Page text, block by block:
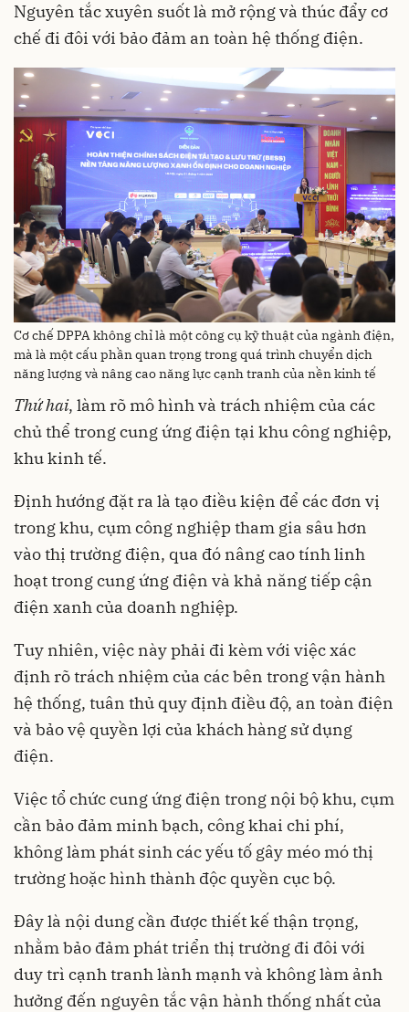
Nguyên tắc xuyên suốt là mở rộng và thúc đẩy cơ
chế đi đôi với bảo đảm an toàn hệ thống điện.
Cơ chế DPPA không chỉ là một công cụ kỹ thuật của ngành điện,
mà là một cấu phần quan trọng trong quá trình chuyển dịch
năng lượng và nâng cao năng lực cạnh tranh của nền kinh tế
Thứ hai, làm rõ mô hình và trách nhiệm của các
chủ thể trong cung ứng điện tại khu công nghiệp,
khu kinh tế.
Định hướng đặt ra là tạo điều kiện để các đơn vị
trong khu, cụm công nghiệp tham gia sâu hơn
vào thị trường điện, qua đó nâng cao tính linh
hoạt trong cung ứng điện và khả năng tiếp cận
điện xanh của doanh nghiệp.
Tuy nhiên, việc này phải đi kèm với việc xác
định rõ trách nhiệm của các bên trong vận hành
hệ thống, tuân thủ quy định điều độ, an toàn điện
và bảo vệ quyền lợi của khách hàng sử dụng
điện.
Việc tổ chức cung ứng điện trong nội bộ khu, cụm
cần bảo đảm minh bạch, công khai chi phí,
không làm phát sinh các yếu tố gây méo mó thị
trường hoặc hình thành độc quyền cục bộ.
Đây là nội dung cần được thiết kế thận trọng,
nhằm bảo đảm phát triển thị trường đi đôi với
duy trì cạnh tranh lành mạnh và không làm ảnh
hưởng đến nguyên tắc vận hành thống nhất của